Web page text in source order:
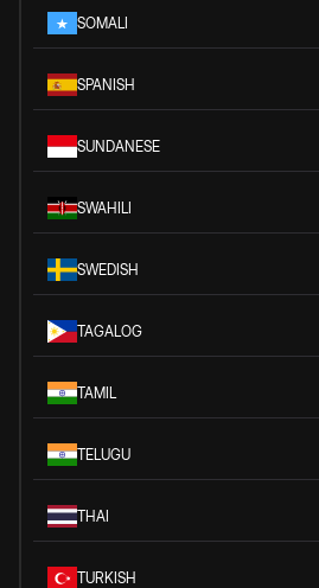
SOMALI
SPANISH
SUNDANESE
SWAHILI
SWEDISH
TAGALOG
TAMIL
TELUGU
THAI
TURKISH